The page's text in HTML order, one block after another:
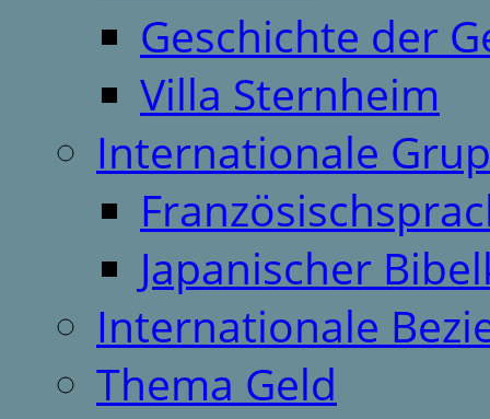
Geschichte der
Villa Sternheim
Internationale
Japanischer
Internationale
Thema Geld